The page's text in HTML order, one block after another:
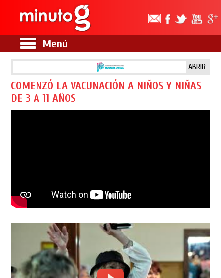
Menú
ABRIR
COMENZÓ LA VACUNACIÓN A NIÑOS Y NIÑAS
DE 3 A 11 AÑOS